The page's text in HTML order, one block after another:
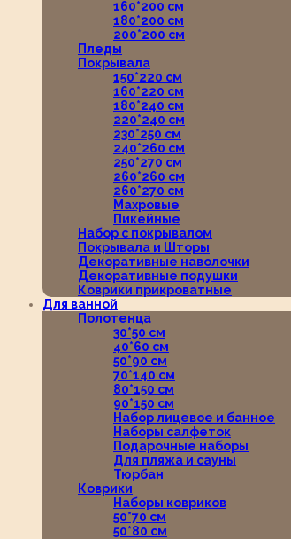
160*200 см
180*200 см
200*200 см
Пледы
Покрывала
150*220 см
160*220 см
180*240 см
220*240 см
230*250 см
240*260 см
250*270 см
260*260 см
260*270 см
Махровые
Пикейные
Набор с покрывалом
Покрывала и Шторы
Декоративные наволочки
Декоративные подушки
Коврики прикроватные
Для ванной
Полотенца
30*50 см
40*60 см
50*90 см
70*140 см
80*150 см
90*150 см
Набор лицевое и банное
Наборы салфеток
Подарочные наборы
Для пляжа и сауны
Тюрбан
Коврики
Наборы ковриков
50*70 см
50*80 см